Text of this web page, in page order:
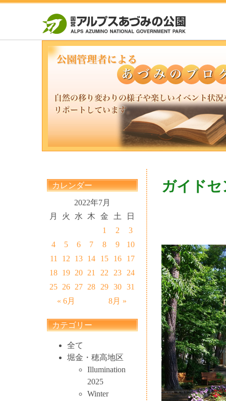
カレンダー
2022年7月
月
火 水 木 金 土 日
« 6月 8月 »
1 2
3
4
5 6 7 8 9
10
11
12 13 14 15 16
17
18 19 20 21 22 23
24
25 26 27 28 29 30 31
カテゴリー
全て
堀金・穂高地区
Illumination
2025
Winter
ガイド